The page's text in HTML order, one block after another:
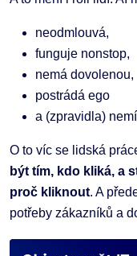
neodmlouvá,
funguje nonstop,
nemá dovolenou,
postrádá ego
a (zpravidla)
O to víc se lidská
být tím, kdo kliká, a
proč kliknout. A
potřeby zákazníků a